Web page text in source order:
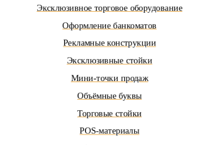
Эксклюзивное торговое оборудование
Оформление банкоматов
Рекламные конструкции
Эксклюзивные стойки
Мини-точки продаж
Объёмные буквы
Торговые стойки
POS-материалы